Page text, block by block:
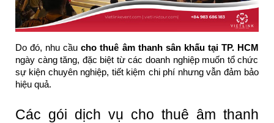
Do đó, nhu cầucho thuê âm thanh sân khấu tại TP. HCM
ngày càng tăng, đặc biệt từ các doanh nghiệp muốn tổ chức
sự kiện chuyên nghiệp, tiết kiệm chi phí nhưng vẫn đảm bảo
hiệu quả.
Các gói dịch vụ cho thuê âm thanh